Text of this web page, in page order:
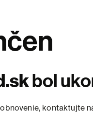
bol
kontaktujte